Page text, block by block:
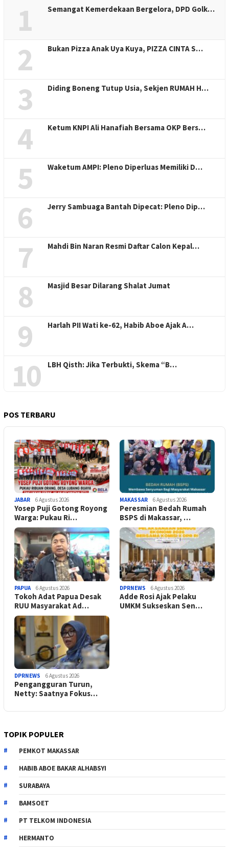
1 Semangat Kemerdekaan Bergelora, DPD Golk…
2 Bukan Pizza Anak Uya Kuya, PIZZA CINTA S…
3 Diding Boneng Tutup Usia, Sekjen RUMAH H…
4 Ketum KNPI Ali Hanafiah Bersama OKP Bers…
5 Waketum AMPI: Pleno Diperluas Memiliki D…
6 Jerry Sambuaga Bantah Dipecat: Pleno Dip…
7 Mahdi Bin Naran Resmi Daftar Calon Kepal…
8 Masjid Besar Dilarang Shalat Jumat
9 Harlah PII Wati ke-62, Habib Aboe Ajak A…
10 LBH Qisth: Jika Terbukti, Skema “B…
POS TERBARU
JABAR 6 Agustus 2026
Yosep Puji Gotong Royong
Warga: Pukau Ri…
MAKASSAR 6 Agustus 2026
Peresmian Bedah Rumah
BSPS di Makassar, …
PAPUA 6 Agustus 2026
Tokoh Adat Papua Desak
RUU Masyarakat Ad…
DPRNEWS 6 Agustus 2026
Adde Rosi Ajak Pelaku
UMKM Sukseskan Sen…
DPRNEWS 6 Agustus 2026
Pengangguran Turun,
Netty: Saatnya Fokus…
TOPIK POPULER
PEMKOT MAKASSAR
HABIB ABOE BAKAR ALHABSYI
SURABAYA
BAMSOET
PT TELKOM INDONESIA
HERMANTO